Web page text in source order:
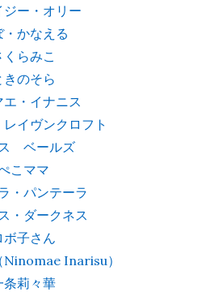
ジー・オリー
・かなえる
くらみこ
きのそら
エ・イナニス
イヴンクロフト
ベールズ
こママ
・パンテーラ
・ダークネス
ボ子さん
Ninomae Inarisu）
条莉々華